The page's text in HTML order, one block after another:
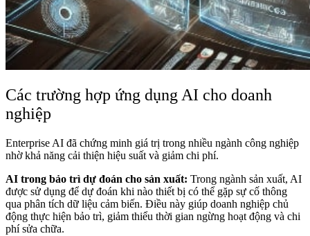
Các trường hợp ứng dụng AI cho doanh
nghiệp
Enterprise AI đã chứng minh giá trị trong nhiều ngành công nghiệp
nhờ khả năng cải thiện hiệu suất và giảm chi phí.
AI trong bảo trì dự đoán cho sản xuất: Trong ngành sản xuất, AI
được sử dụng để dự đoán khi nào thiết bị có thể gặp sự cố thông
qua phân tích dữ liệu cảm biến. Điều này giúp doanh nghiệp chủ
động thực hiện bảo trì, giảm thiểu thời gian ngừng hoạt động và chi
phí sửa chữa.